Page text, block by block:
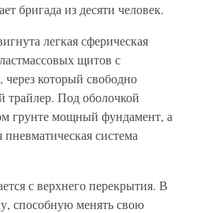
бригада из десяти человек.
легкая сферическая
щитов с
который свободно
трайлер. Под оболочкой
грунте мощный фундамент, а
пневматическая система
с верхнего перекрытия. В
способную менять свою